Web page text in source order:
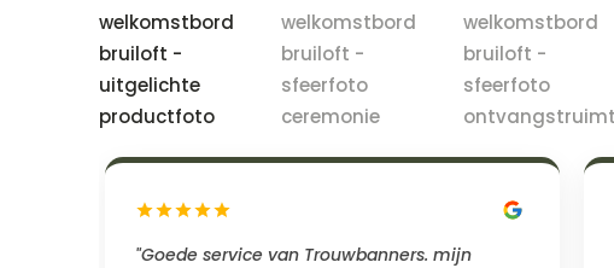
"Goede service van Trouwbanners. mijn